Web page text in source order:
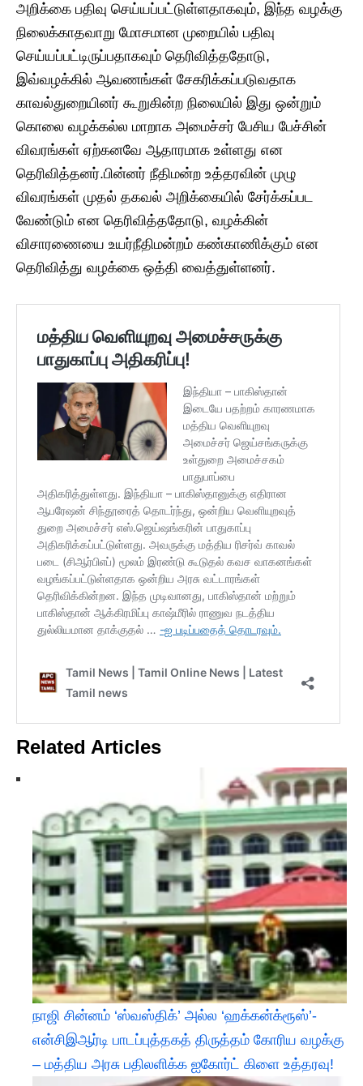
அறிக்கை பதிவு செய்யப்பட்டுள்ளதாகவும், இந்த வழக்கு
நிலைக்காதவாறு மோசமான முறையில் பதிவு
செய்யப்பட்டிருப்பதாகவும் தெரிவித்ததோடு,
இவ்வழக்கில் ஆவணங்கள் சேகரிக்கப்படுவதாக
காவல்துறையினர் கூறுகின்ற நிலையில் இது ஒன்றும்
கொலை வழக்கல்ல மாறாக அமைச்சர் பேசிய பேச்சின்
விவரங்கள் ஏற்கனவே ஆதாரமாக உள்ளது என
தெரிவித்தனர்.பின்னர் நீதிமன்ற உத்தரவின் முழு
விவரங்கள் முதல் தகவல் அறிக்கையில் சேர்க்கப்பட
வேண்டும் என தெரிவித்ததோடு, வழக்கின்
விசாரணையை உயர்நீதிமன்றம் கண்காணிக்கும் என
தெரிவித்து வழக்கை ஒத்தி வைத்துள்ளனர்.
Related Articles
நாஜி சின்னம் ‘ஸ்வஸ்திக்’ அல்ல ‘ஹக்கன்க்ரூஸ்’-
என்சிஇஆர்டி பாடப்புத்தகத் திருத்தம் கோரிய வழக்கு
– மத்திய அரசு பதிலளிக்க ஐகோர்ட் கிளை உத்தரவு!